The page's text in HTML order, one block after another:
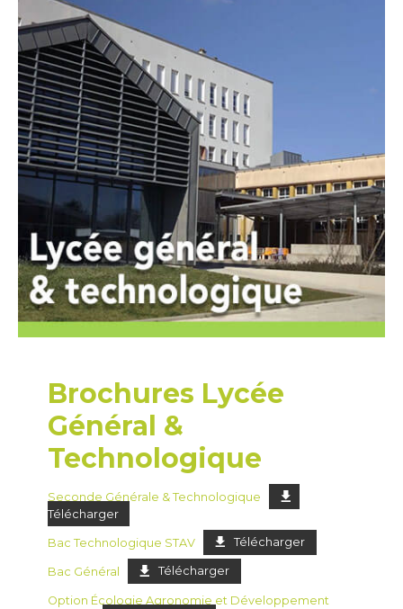
Brochures Lycée
Général &
Technologique
Seconde Générale & Technologique
Télécharger
Bac Technologique STAV Télécharger
Bac Général Télécharger
Option Écologie Agronomie et Développement